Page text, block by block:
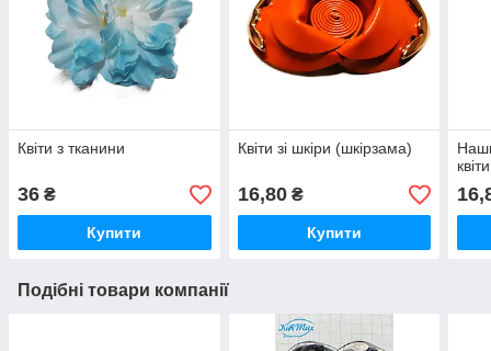
Квіти з тканини
36 ₴
Купити
Квіти зі шкіри (шкірзама)
16,80₴
Купити
квіти
Подібні товари компанії